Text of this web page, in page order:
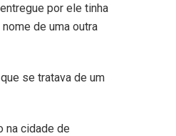
por ele tinha
de uma outra
se tratava de um
na cidade de